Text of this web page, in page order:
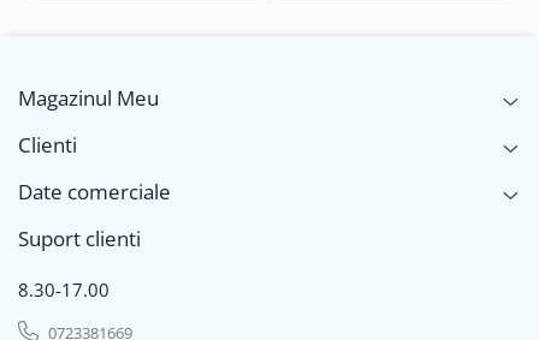
Magazinul Meu
Clienti
Date comerciale
Suport clienti
8.30-17.00
0723381669